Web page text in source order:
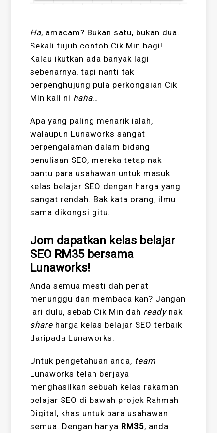
Ha, amacam? Bukan satu, bukan dua.
Sekali tujuh contoh Cik Min bagi!
Kalau ikutkan ada banyak lagi
sebenarnya, tapi nanti tak
berpenghujung pula perkongsian Cik
Min kali ni haha…
Apa yang paling menarik ialah,
walaupun Lunaworks sangat
berpengalaman dalam bidang
penulisan SEO, mereka tetap nak
bantu para usahawan untuk masuk
kelas belajar SEO dengan harga yang
sangat rendah. Bak kata orang, ilmu
sama dikongsi gitu.
Jom dapatkan kelas belajar
SEO RM35 bersama
Lunaworks!
Anda semua mesti dah penat
menunggu dan membaca kan? Jangan
lari dulu, sebab Cik Min dah readynak
share harga kelas belajar SEO terbaik
daripada Lunaworks.
Untuk pengetahuan anda, team
Lunaworks telah berjaya
menghasilkan sebuah kelas rakaman
belajar SEO di bawah projek Rahmah
Digital, khas untuk para usahawan
semua. Dengan hanya RM35, anda